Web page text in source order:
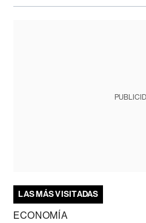
LAS MÁS VISITADAS
ECONOMÍA